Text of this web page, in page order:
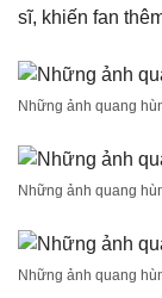
sĩ, khiến fan
Những ảnh quang
Những ảnh quang
Những ảnh quang